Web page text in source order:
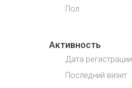
Пол
Активность
Дата регистрации
Последний визит